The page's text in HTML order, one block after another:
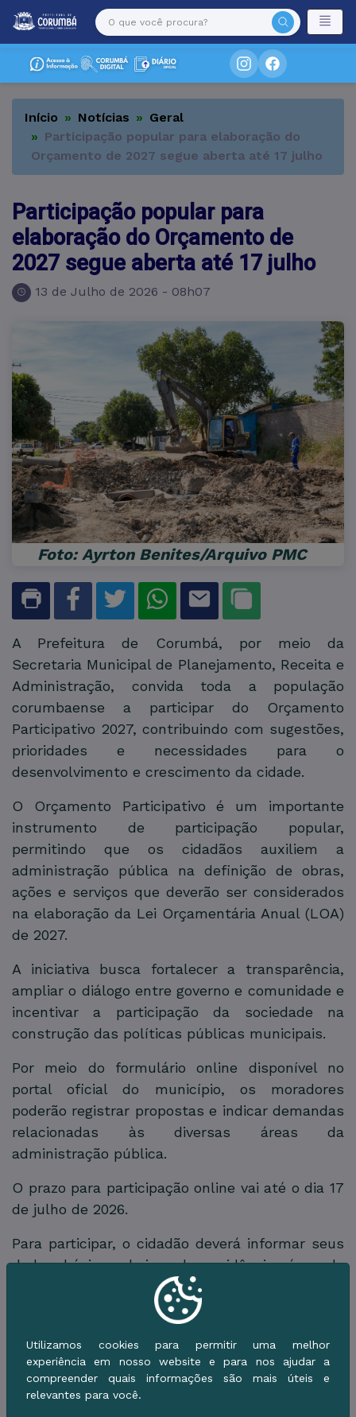
Início Notícias
Geral
Participação popular para elaboração do
Orçamento de 2027 segue aberta até 17 julho
Participação popular para
elaboração do Orçamento de
2027 segue aberta até 17 julho
13 de Julho de 2026 - 08h07
Foto: Ayrton Benites/Arquivo PMC
A Prefeitura de Corumbá, por meio da
Secretaria Municipal de Planejamento, Receita e
Administração, convida toda a população
corumbaense a participar do Orçamento
Participativo 2027, contribuindo com sugestões,
prioridades e necessidades para o
desenvolvimento e crescimento da cidade.
O Orçamento Participativo é um importante
instrumento de participação popular,
permitindo que os cidadãos auxiliem a
administração pública na definição de obras,
ações e serviços que deverão ser considerados
na elaboração da Lei Orçamentária Anual (LOA)
de 2027.
A iniciativa busca fortalecer a transparência,
ampliar o diálogo entre governo e comunidade e
incentivar a participação da sociedade na
construção das políticas públicas municipais.
Por meio do formulário online disponível no
portal oficial do município, os moradores
poderão registrar propostas e indicar demandas
relacionadas às diversas áreas da
administração pública.
O prazo para participação online vai até o dia 17
de julho de 2026.
Para participar, o cidadão deverá informar seus
dados básicos, bairro de residência, área de
interesse e a sugestão que deseja apresentar
para a melhoria da cidade.
A participação da população é fundamental
para definir prioridades e construir uma
Corumbá mais organizada, inclusiva e
preparada para o futuro.
Utilizamos cookies para permitir uma melhor
experiência em nosso website e para nos ajudar a
compreender quais informações são mais úteis e
relevantes para você.